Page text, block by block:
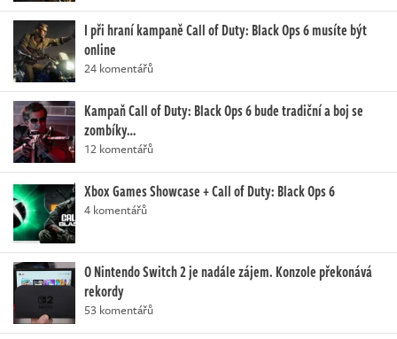
I při hraní kampaně Call of Duty: Black Ops 6 musíte být
online
24 komentářů
Kampaň Call of Duty: Black Ops 6 bude tradiční a boj se
zombíky…
12 komentářů
Xbox Games Showcase + Call of Duty: Black Ops 6
4 komentářů
O Nintendo Switch 2 je nadále zájem. Konzole překonává
rekordy
53 komentářů